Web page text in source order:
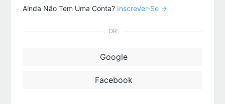
Ainda Não Tem Uma Conta? Inscrever-Se →
OR
Google
Facebook